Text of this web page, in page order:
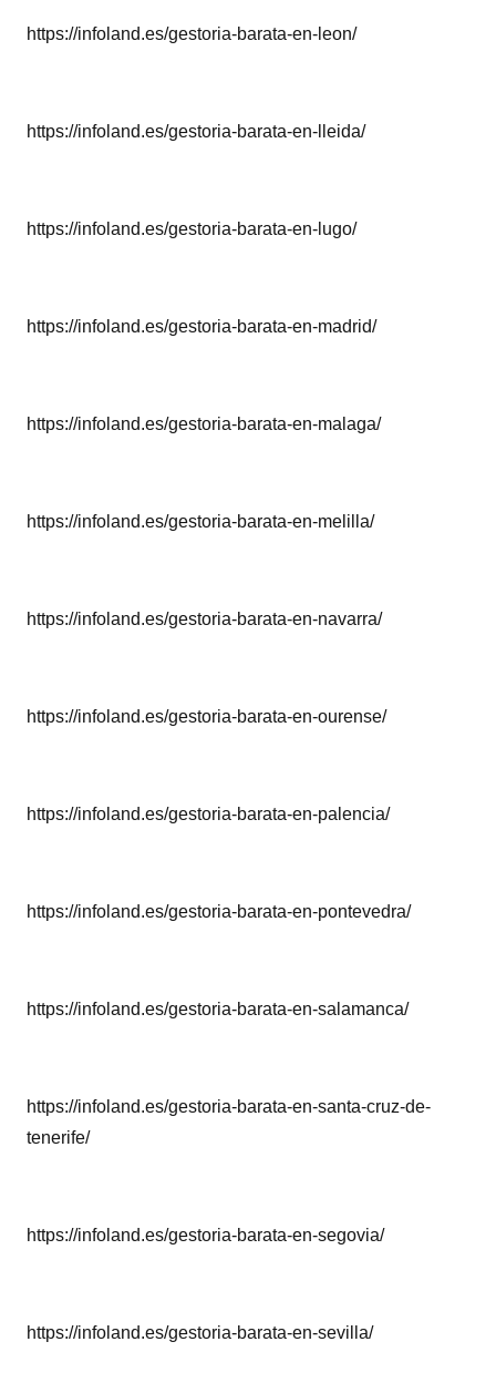
https://infoland.es/gestoria-barata-en-leon/
https://infoland.es/gestoria-barata-en-lleida/
https://infoland.es/gestoria-barata-en-lugo/
https://infoland.es/gestoria-barata-en-madrid/
https://infoland.es/gestoria-barata-en-malaga/
https://infoland.es/gestoria-barata-en-melilla/
https://infoland.es/gestoria-barata-en-navarra/
https://infoland.es/gestoria-barata-en-ourense/
https://infoland.es/gestoria-barata-en-palencia/
https://infoland.es/gestoria-barata-en-pontevedra/
https://infoland.es/gestoria-barata-en-salamanca/
https://infoland.es/gestoria-barata-en-santa-cruz-de-
tenerife/
https://infoland.es/gestoria-barata-en-segovia/
https://infoland.es/gestoria-barata-en-sevilla/